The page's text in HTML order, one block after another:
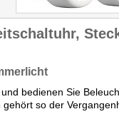
bedienen Sie
so der